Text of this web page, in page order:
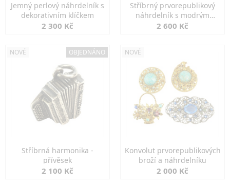
Jemný perlový náhrdelník s
dekorativním klíčkem
2 300 Kč
Stříbrný prvorepublikový
náhrdelník s modrým
spinelem
2 600 Kč
NOVÉ OBJEDNÁNO
Stříbrná harmonika -
přívěsek
2 100 Kč
NOVÉ
Konvolut prvorepublikových
broží a náhrdelníku
2 000 Kč